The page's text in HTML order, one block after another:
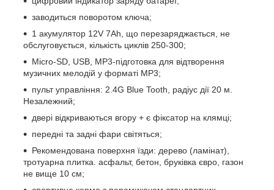
заводиться поворотом ключа;
1 акумулятор 12V 7Ah, що перезаряджається, не
обслуговується, кількість циклів 250-300;
Micro-SD, USB, MP3-підготовка для відтворення
музичних мелодій у форматі MP3;
пульт управління: 2.4G Blue Tooth, радіус дії 20 м.
Незалежний;
двері відкриваються вгору + є фіксатор на клямці;
передні та задні фари світяться;
Рекомендована поверхня їзди: дерево (ламінат),
тротуарна плитка. асфальт, бетон, бруківка євро, газон
не вище 10 см;